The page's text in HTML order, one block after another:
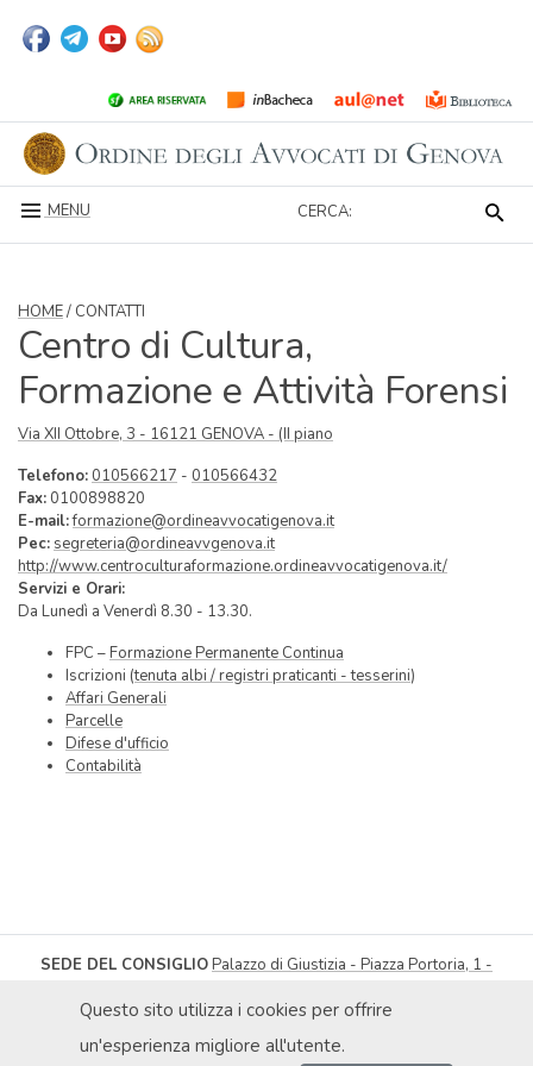
Questo sito utilizza i cookies per offrire
un'esperienza migliore all'utente.
MENU CERCA:
HOME/ CONTATTI
Centro di Cultura,
Formazione e Attività Forensi
Via XII Ottobre, 3 - 16121 GENOVA - (II piano
Telefono: 010566217 - 010566432
Fax: 0100898820
E-mail:formazione@ordineavvocatigenova.it
Pec: segreteria@ordineavvgenova.it
http://www.centroculturaformazione.ordineavvocatigenova.it/
Servizi e Orari:
Da Lunedì a Venerdì 8.30 - 13.30.
FPC –Formazione Permanente Continua
Iscrizioni (tenuta albi / registri praticanti - tesserini)
Affari Generali
Parcelle
Difese d'ufficio
Contabilità
SEDE DEL CONSIGLIOPalazzo di Giustizia - Piazza Portoria, 1 -
segreteria@ordineavvocatigenova.it
DICHIARAZIONE DI ACCESSIBILITÀ|OBIETTIVI DI ACCESSIBILITÀ